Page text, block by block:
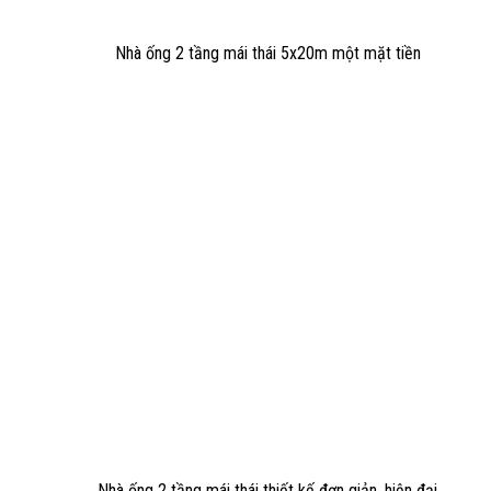
Nhà ống 2 tầng mái thái 5x20m một mặt tiền